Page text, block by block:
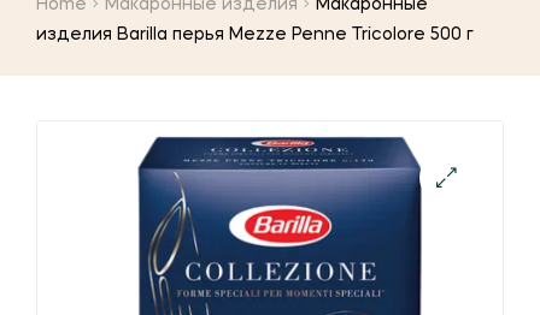
Home Макаронные изделия
Макаронные
изделия Barilla перья Mezze Penne Tricolore 500 г